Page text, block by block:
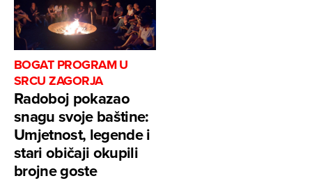
BOGAT PROGRAM U
SRCU ZAGORJA
Radoboj pokazao
snagu svoje baštine:
Umjetnost, legende i
stari običaji okupili
brojne goste